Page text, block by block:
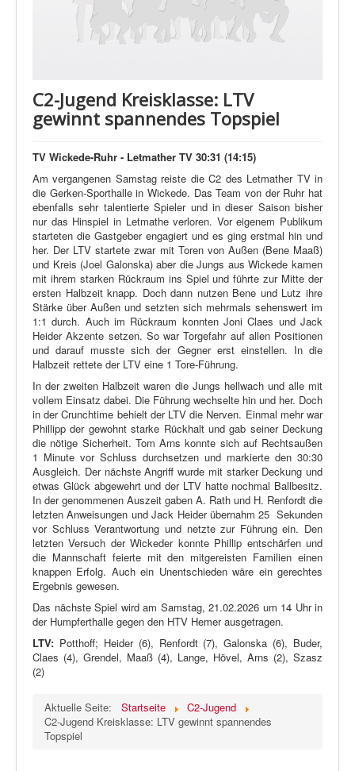
C2-Jugend Kreisklasse: LTV
gewinnt spannendes Topspiel
TV Wickede-Ruhr - Letmather TV 30:31 (14:15)
Am vergangenen Samstag reiste die C2 des Letmather TV in
die Gerken-Sporthalle in Wickede. Das Team von der Ruhr hat
ebenfalls sehr talentierte Spieler und in dieser Saison bisher
nur das Hinspiel in Letmathe verloren. Vor eigenem Publikum
starteten die Gastgeber engagiert und es ging erstmal hin und
her. Der LTV startete zwar mit Toren von Außen (Bene Maaß)
und Kreis (Joel Galonska) aber die Jungs aus Wickede kamen
mit ihrem starken Rückraum ins Spiel und führte zur Mitte der
ersten Halbzeit knapp. Doch dann nutzen Bene und Lutz ihre
Stärke über Außen und setzten sich mehrmals sehenswert im
1:1 durch. Auch im Rückraum konnten Joni Claes und Jack
Heider Akzente setzen. So war Torgefahr auf allen Positionen
und darauf musste sich der Gegner erst einstellen. In die
Halbzeit rettete der LTV eine 1 Tore-Führung.
In der zweiten Halbzeit waren die Jungs hellwach und alle mit
vollem Einsatz dabei. Die Führung wechselte hin und her. Doch
in der Crunchtime behielt der LTV die Nerven. Einmal mehr war
Phillipp der gewohnt starke Rückhalt und gab seiner Deckung
die nötige Sicherheit. Tom Arns konnte sich auf Rechtsaußen
1 Minute vor Schluss durchsetzen und markierte den 30:30
Ausgleich. Der nächste Angriff wurde mit starker Deckung und
etwas Glück abgewehrt und der LTV hatte nochmal Ballbesitz.
In der genommenen Auszeit gaben A. Rath und H. Renfordt die
letzten Anweisungen und Jack Heider übernahm 25 Sekunden
vor Schluss Verantwortung und netzte zur Führung ein. Den
letzten Versuch der Wickeder konnte Phillip entschärfen und
die Mannschaft feierte mit den mitgereisten Familien einen
knappen Erfolg. Auch ein Unentschieden wäre ein gerechtes
Ergebnis gewesen.
Das nächste Spiel wird am Samstag, 21.02.2026 um 14 Uhr in
der Humpferthalle gegen den HTV Hemer ausgetragen.
LTV: Potthoff; Heider (6), Renfordt (7), Galonska (6), Buder,
Claes (4), Grendel, Maaß (4), Lange, Hövel, Arns (2), Szasz
(2)
Aktuelle Seite: Startseite
C2-Jugend
C2-Jugend Kreisklasse: LTV gewinnt spannendes
Topspiel